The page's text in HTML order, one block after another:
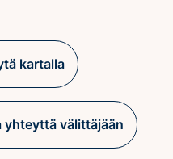
kartalla
yhteyttä välittäjään